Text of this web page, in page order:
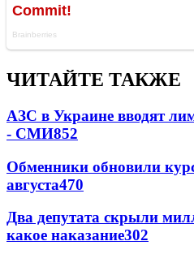
ЧИТАЙТЕ ТАКЖЕ
АЗС в Украине вводят
- СМИ852
Обменники обновили
августа470
Два депутата скрыли
какое наказание302